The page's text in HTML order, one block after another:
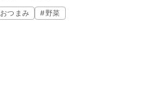
おつまみ #野菜